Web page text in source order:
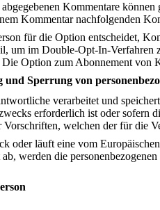
Kommentare
Kommentar nachfolgenden
für die Option entscheidet,
um im Double-Opt-In-
Option zum Abonnement von
Sperrung von
verarbeitet und
erforderlich ist oder sofern
Vorschriften, welchen der für die
oder läuft eine vom
werden die